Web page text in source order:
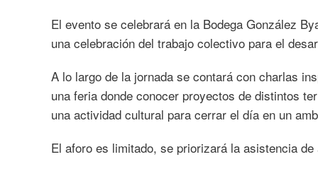
El evento se celebrará en la Bodega González
una celebración del trabajo colectivo para el
A lo largo de la jornada se contará con charlas
una feria donde conocer proyectos de distintos
una actividad cultural para cerrar el día en un
El aforo es limitado, se priorizará la asistencia